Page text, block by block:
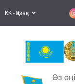
KK - Қазақ